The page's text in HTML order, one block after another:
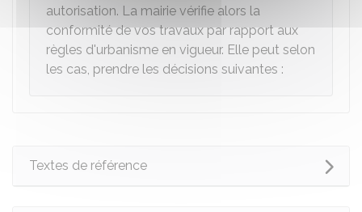
autorisation. La mairie vérifie alors la
conformité de vos travaux par rapport aux
règles d'urbanisme en vigueur. Elle peut selon
les cas, prendre les décisions suivantes :
Textes de référence